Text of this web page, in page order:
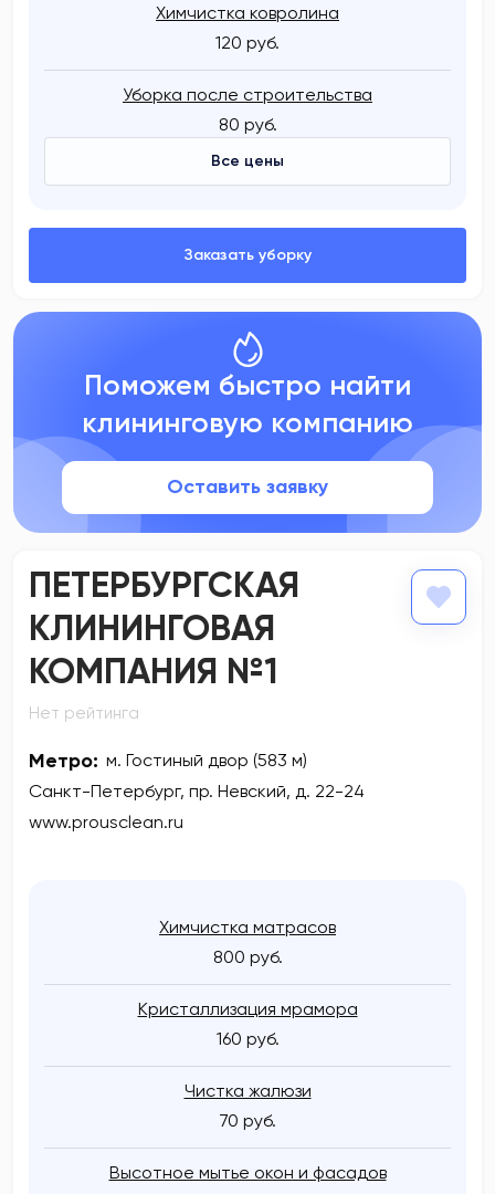
Химчистка ковролина
120 руб.
Уборка после строительства
80 руб.
Все цены
Поможем быстро найти
клининговую компанию
Оставить заявку
ПЕТЕРБУРГСКАЯ
КЛИНИНГОВАЯ
КОМПАНИЯ №1
Нет рейтинга
Метро: м. Гостиный двор (583 м)
Санкт-Петербург, пр. Невский, д. 22-24
www.prousclean.ru
Химчистка матрасов
800 руб.
Кристаллизация мрамора
160 руб.
Чистка жалюзи
70 руб.
Высотное мытье окон и фасадов